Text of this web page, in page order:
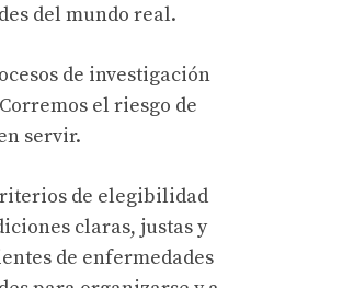
del mundo real.
de investigación
el riesgo de
servir.
de elegibilidad
claras, justas y
de enfermedades